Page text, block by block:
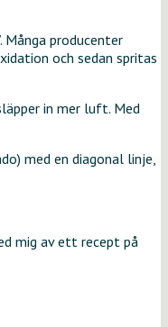
producenter
och sedan spritas
in mer luft. Med
med en diagonal linje,
mig av ett recept på